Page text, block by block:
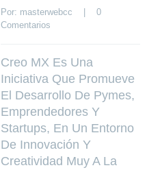
Por: masterwebcc
0
Comentarios
Creo MX Es Una
Iniciativa Que Promueve
El Desarrollo De Pymes,
Emprendedores Y
Startups, En Un Entorno
De Innovación Y
Creatividad Muy A La